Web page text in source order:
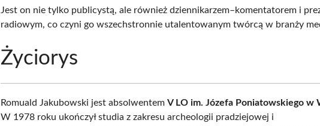
Jest on nie tylko publicystą, ale również dziennikarzem–komentatorem i
radiowym, co czyni go wszechstronnie utalentowanym twórcą w branży
Życiorys
Romuald Jakubowski jest absolwentemV LO im. Józefa Poniatowskiego w
W 1978 roku ukończył studia z zakresu archeologii pradziejowej i